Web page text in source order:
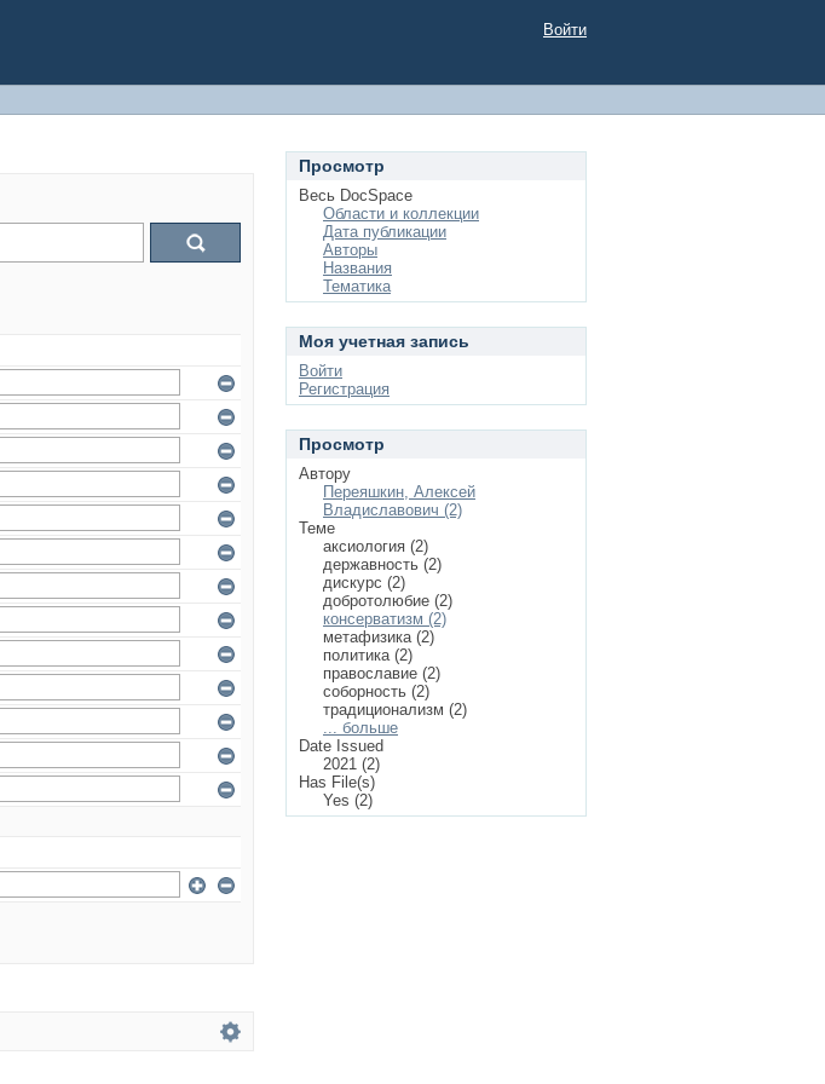
Войти
Просмотр
Весь DocSpace
Области и коллекции
Дата публикации
Авторы
Названия
Тематика
Моя учетная запись
Войти
Регистрация
Просмотр
Автору
Переяшкин, Алексей
Владиславович (2)
Теме
аксиология (2)
державность (2)
дискурс (2)
добротолюбие (2)
консерватизм (2)
метафизика (2)
политика (2)
православие (2)
соборность (2)
традиционализм (2)
... больше
Date Issued
2021 (2)
Has File(s)
Yes (2)